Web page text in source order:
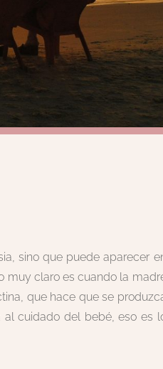
sino que puede aparecer
muy claro es cuando la
que hace que se
cuidado del bebé, eso es